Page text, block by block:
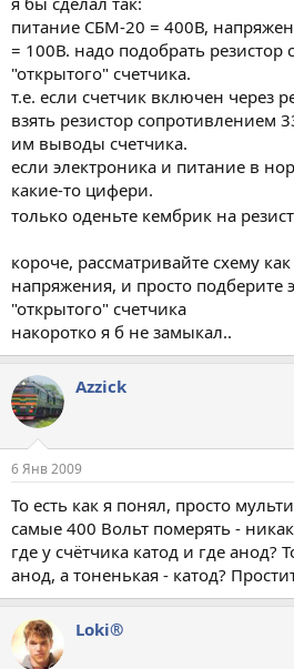
питание СБМ-20 = 400В,
= 100В. надо подобрать резистор
"открытого" счетчика.
т.е. если счетчик включен через
взять резистор сопротивлением
им выводы счетчика.
если электроника и питание в
какие-то цифери.
только оденьте кембрик на
короче, рассматривайте схему
напряжения, и просто подберите
"открытого" счетчика
накоротко я б не замыкал..
Azzick
6 Янв 2009
То есть как я понял, просто
самые 400 Вольт померять -
где у счётчика катод и где анод?
анод, а тоненькая - катод?
Loki®